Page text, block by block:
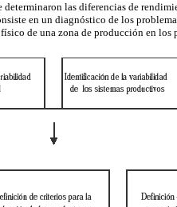
las diferencias de
en un diagnóstico de los
de una zona de producción en